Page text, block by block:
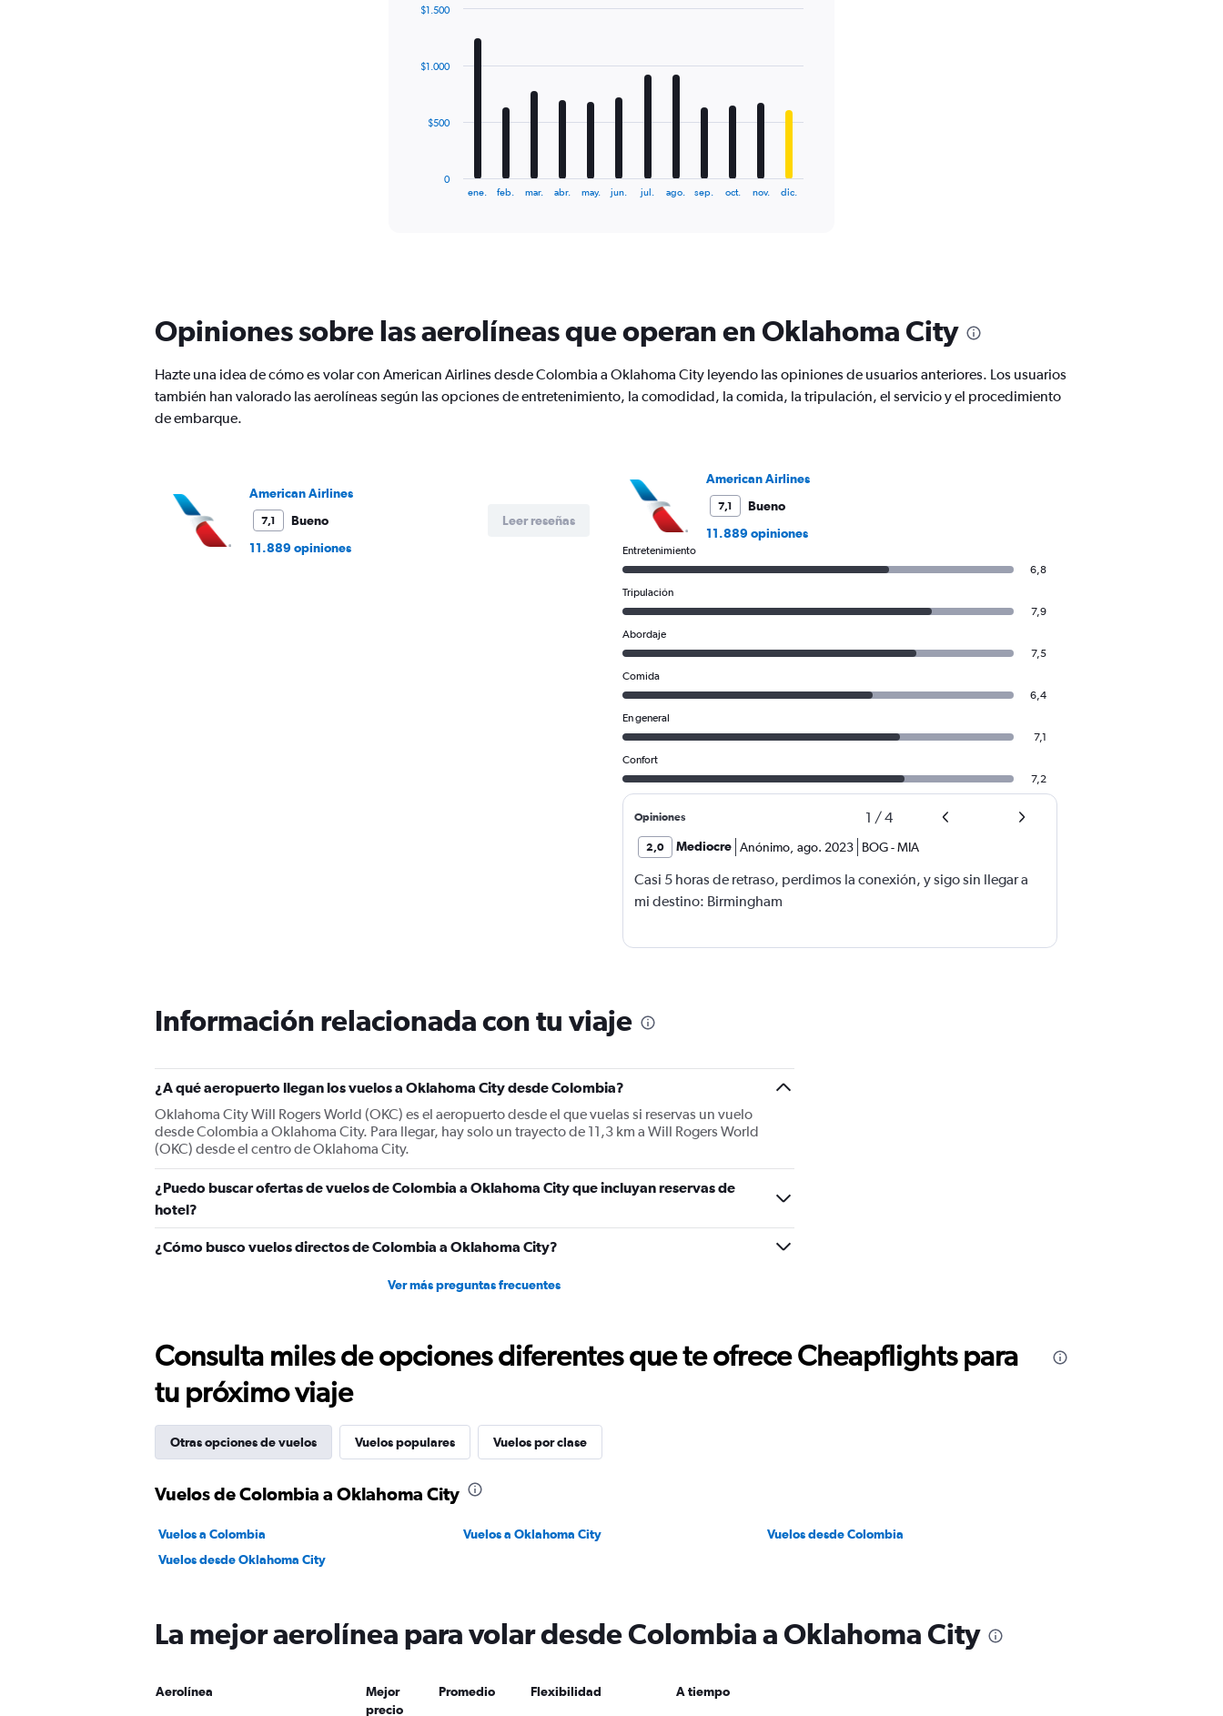
12
The
chart
has
Y
axis
ene. feb. mar. abr. may. jun. jul. ago. sep. oct. nov. dic.
0
$500
$1.000
$1.500
Opiniones sobre las aerolíneas que operan en Oklahoma City
Hazte una idea de cómo es volar con American Airlines desde Colombia a Oklahoma City leyendo las opiniones de usuarios anteriores. Los usuarios
también han valorado las aerolíneas según las opciones de entretenimiento, la comodidad, la comida, la tripulación, el servicio y el procedimiento
de embarque.
American Airlines
7,1
Bueno
11.889 opiniones
Leer reseñas
American Airlines
7,1
Bueno
11.889 opiniones
Entretenimiento
6,8
Tripulación
7,9
Abordaje
7,5
Comida
6,4
En general
7,1
Confort
7,2
Opiniones 1 /4
2,0 Mediocre Anónimo ago. 2023 BOG-MIA
Casi 5 horas de retraso, perdimos la conexión, y sigo sin llegar a
mi destino: Birmingham
Información relacionada con tu viaje
¿A qué aeropuerto llegan los vuelos a Oklahoma City desde Colombia?
Oklahoma City Will Rogers World (OKC) es el aeropuerto desde el que vuelas si reservas un vuelo
desde Colombia a Oklahoma City. Para llegar, hay solo un trayecto de 11,3 km a Will Rogers World
(OKC) desde el centro de Oklahoma City.
¿Puedo buscar ofertas de vuelos de Colombia a Oklahoma City que incluyan reservas de
hotel?
¿Cómo busco vuelos directos de Colombia a Oklahoma City?
Ver más preguntas frecuentes
Consulta miles de opciones diferentes que te ofrece Cheapflights para
tu próximo viaje
Otras opciones de vuelos Vuelos populares Vuelos por clase
Vuelos de Colombia a Oklahoma City
Vuelos a Colombia Vuelos a Oklahoma City
Vuelos desde Colombia
Vuelos desde Oklahoma City
La mejor aerolínea para volar desde Colombia a Oklahoma City
Aerolínea
Mejor
precio
Promedio Flexibilidad A tiempo